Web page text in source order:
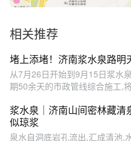
相关推荐
堵上添堵！济南浆水泉路
从7月26日开始到9月15日浆
期50余天的市政管线综合施工,
浆水泉｜济南山间密林藏
似琼浆
泉水自洞底岩孔流出,汇成清池,